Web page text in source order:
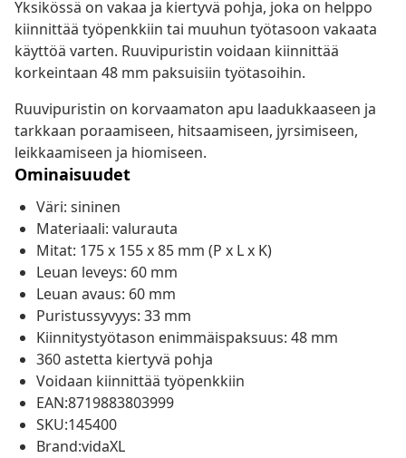
Yksikössä on vakaa ja kiertyvä pohja, joka on helppo
kiinnittää työpenkkiin tai muuhun työtasoon vakaata
käyttöä varten. Ruuvipuristin voidaan kiinnittää
korkeintaan 48 mm paksuisiin työtasoihin.
Ruuvipuristin on korvaamaton apu laadukkaaseen ja
tarkkaan poraamiseen, hitsaamiseen, jyrsimiseen,
leikkaamiseen ja hiomiseen.
Ominaisuudet
Väri: sininen
Materiaali: valurauta
Mitat: 175 x 155 x 85 mm (P x L x K)
Leuan leveys: 60 mm
Leuan avaus: 60 mm
Puristussyvyys: 33 mm
Kiinnitystyötason enimmäispaksuus: 48 mm
360 astetta kiertyvä pohja
Voidaan kiinnittää työpenkkiin
EAN:8719883803999
SKU:145400
Brand:vidaXL